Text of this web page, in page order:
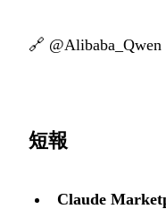
🔗
短報
Claude